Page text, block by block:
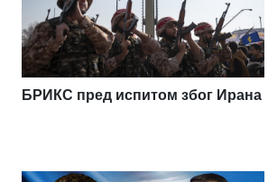
БРИКС пред испитом због Ирана